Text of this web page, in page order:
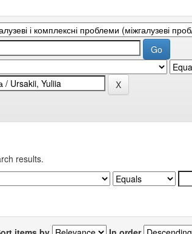
results.